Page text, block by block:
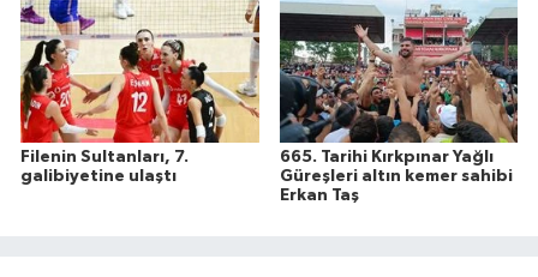
Filenin Sultanları, 7.
galibiyetine ulaştı
665. Tarihi Kırkpınar Yağlı
Güreşleri altın kemer sahibi
Erkan Taş